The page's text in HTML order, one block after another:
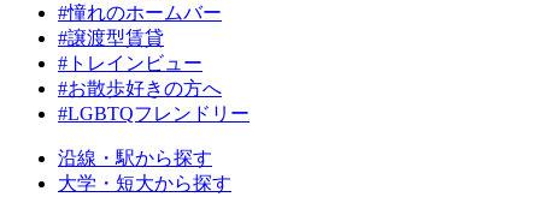
#憧れのホームバー
#譲渡型賃貸
#トレインビュー
#お散歩好きの方へ
#LGBTQフレンドリー
沿線・駅から探す
大学・短大から探す